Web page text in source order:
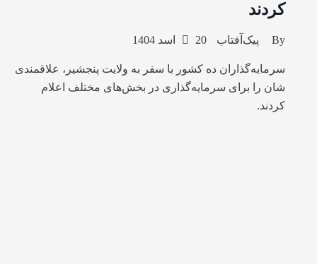
کردند
By پیک‌آفتاب 20 اسد 1404
سرمایه‌گذاران ده کشور با سفر به ولایت پنجشیر، علاقمندی
شان را برای سرمایه‌گذاری در بخش‌های مختلف اعلام
کردند.